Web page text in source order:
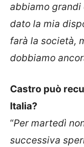
abbiamo
dato la mia
farà la società,
dobbiamo
Castro può
Italia?
“Per martedì
successiva